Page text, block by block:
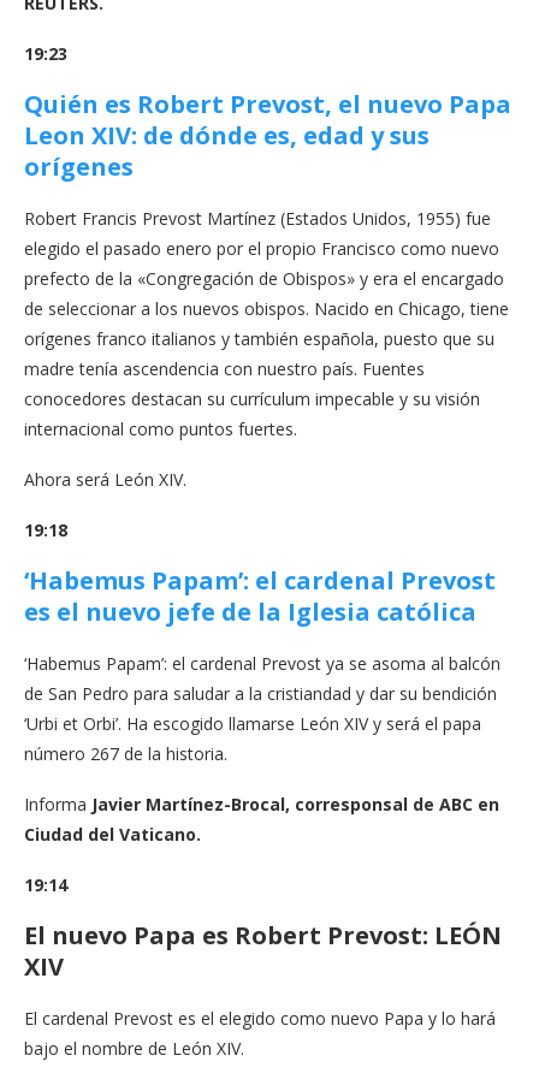
19:23
Quién es Robert Prevost, el nuevo Papa
Leon XIV: de dónde es, edad y sus
orígenes
Robert Francis Prevost Martínez (Estados Unidos, 1955) fue
elegido el pasado enero por el propio Francisco como nuevo
prefecto de la «Congregación de Obispos» y era el encargado
de seleccionar a los nuevos obispos. Nacido en Chicago, tiene
orígenes franco italianos y también española, puesto que su
madre tenía ascendencia con nuestro país. Fuentes
conocedores destacan su currículum impecable y su visión
internacional como puntos fuertes.
Ahora será León XIV.
19:18
‘Habemus Papam’: el cardenal Prevost
es el nuevo jefe de la Iglesia católica
‘Habemus Papam’: el cardenal Prevost ya se asoma al balcón
de San Pedro para saludar a la cristiandad y dar su bendición
‘Urbi et Orbi’. Ha escogido llamarse León XIV y será el papa
número 267 de la historia.
Informa Javier Martínez-Brocal, corresponsal de ABC en
Ciudad del Vaticano.
19:14
El nuevo Papa es Robert Prevost: LEÓN
XIV
El cardenal Prevost es el elegido como nuevo Papa y lo hará
bajo el nombre de León XIV.